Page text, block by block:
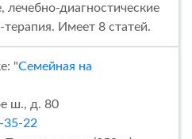
лечебно-диагностические
терапия. Имеет 8 статей.
"Семейная на
ш., д. 80
35-22